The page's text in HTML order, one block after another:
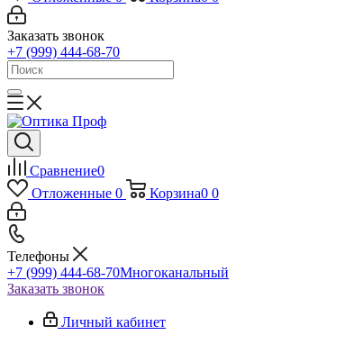
Заказать звонок
+7 (999) 444-68-70
Сравнение0
Отложенные 0 Корзина0 0
Телефоны
+7 (999) 444-68-70Многоканальный
Заказать звонок
Личный кабинет